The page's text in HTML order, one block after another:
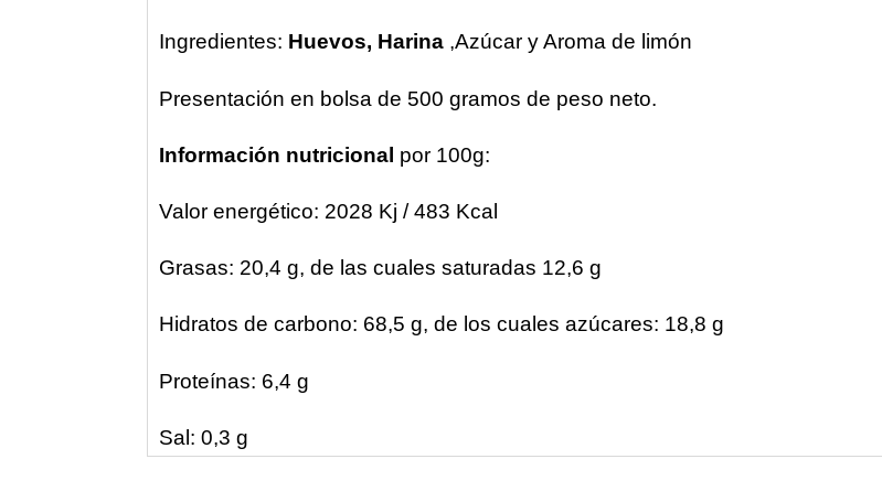
Ingredientes: Huevos, Harina ,Azúcar y Aroma de limón
Presentación en bolsa de 500 gramos de peso neto.
Información nutricional por 100g:
Valor energético: 2028 Kj / 483 Kcal
Grasas: 20,4 g, de las cuales saturadas 12,6 g
Hidratos de carbono: 68,5 g, de los cuales azúcares: 18,8 g
Proteínas: 6,4 g
Sal: 0,3 g